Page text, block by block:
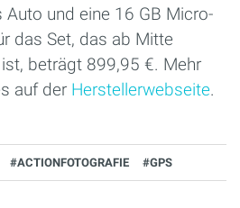
und eine 16 GB Micro-
das Set, das ab Mitte
beträgt 899,95 €. Mehr
auf der Herstellerwebseite.
#ACTIONFOTOGRAFIE #GPS